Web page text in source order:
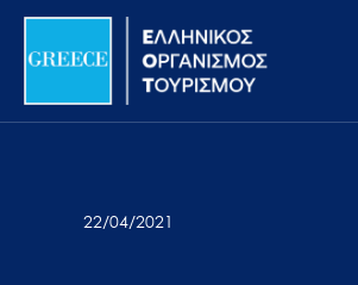
Σημείωση:
ιστότοπος
προσβασιμότητας.
Μετάβαση
περιεχόμενο
22/04/2021